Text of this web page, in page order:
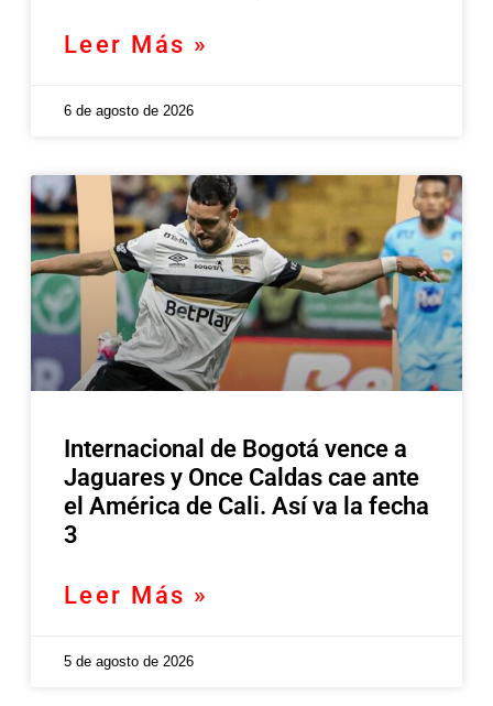
Leer Más »
6 de agosto de 2026
Internacional de Bogotá vence a
Jaguares y Once Caldas cae ante
el América de Cali. Así va la fecha
3
Leer Más »
5 de agosto de 2026